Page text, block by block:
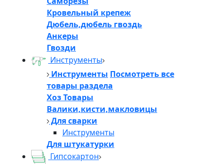
Кровельный крепеж
Дюбель,дюбель гвоздь
Анкеры
Гвозди
Инструменты
Инструменты Посмотреть все
товары раздела
Хоз Товары
Валики,кисти,макловицы
Для сварки
Инструменты
Для штукатурки
Гипсокартон